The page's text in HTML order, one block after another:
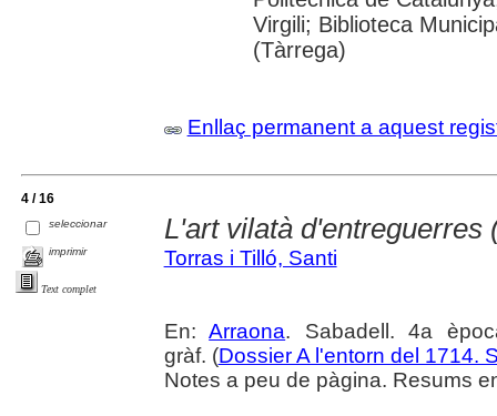
Virgili; Biblioteca
(Tàrrega)
Enllaç permanent a aquest
4 / 16
seleccionar
imprimir
Text complet
L'art vilatà d'entreguerres
Torras i Tilló, Santi
En:Arraona. Sabadell. 4a
gràf. (Dossier A l'entorn del 1714.
Notes a peu de pàgina. Resums